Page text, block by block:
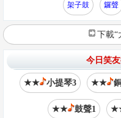
架子鼓 鑼聲
下載“
今日笑
★★ 小提琴3 ★★
★★ 鼓聲1